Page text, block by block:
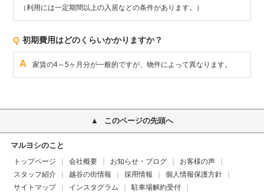
（利用には一定期間以上の入居などの条件があります。）
Q 初期費用はどのくらいかかりますか？
A 家賃の4～5ヶ月分が一般的ですが、物件によって異なります。
このページの先頭へ
マルヨシのこと
トップページ 会社概要 お知らせ・ブログ
お客様の声
スタッフ紹介
越谷の街情報 採用情報
個人情報保護方針
サイトマップ
インスタグラム
駐車場解約受付